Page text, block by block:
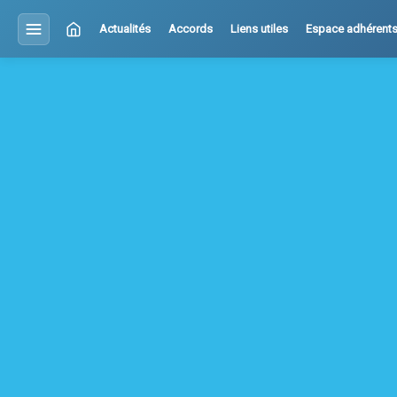
Actualités Accords Liens utiles Espace adhérents